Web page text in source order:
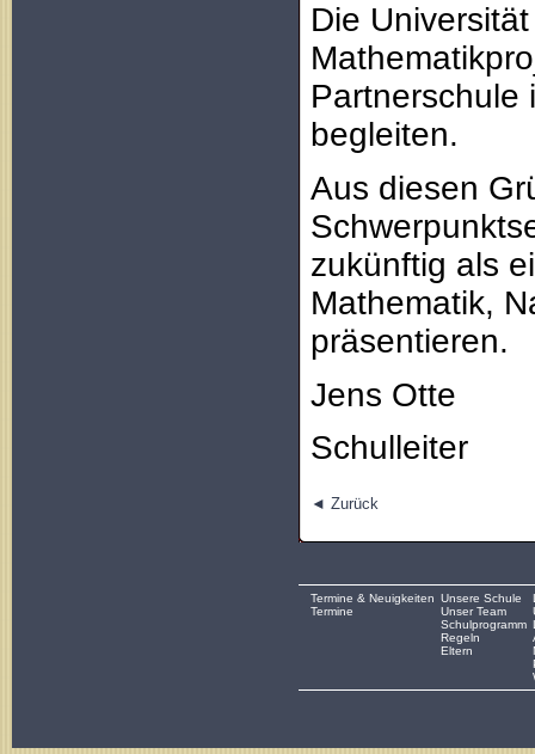
Die
Partnerschule
begleiten.
Aus diesen
zukünftig als
Mathematik,
präsentieren.
Jens Otte
Schulleiter
◄ Zurück
Termine & Neuigkeiten
Termine
Unsere Schule
Unser Team
Schulprogramm
Regeln
Eltern